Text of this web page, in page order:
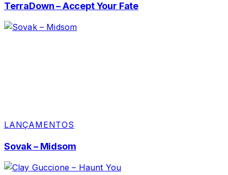
TerraDown – Accept Your Fate
LANÇAMENTOS
Sovak – Midsom